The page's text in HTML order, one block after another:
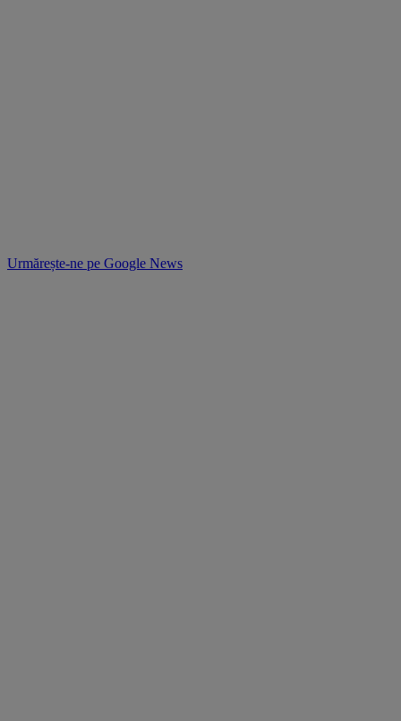
Urmărește-ne pe Google News